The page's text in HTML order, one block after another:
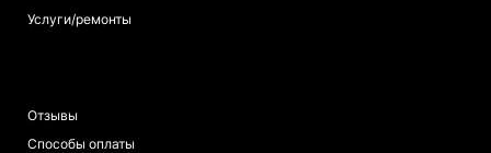
Услуги/ремонты
Отзывы
Способы оплаты